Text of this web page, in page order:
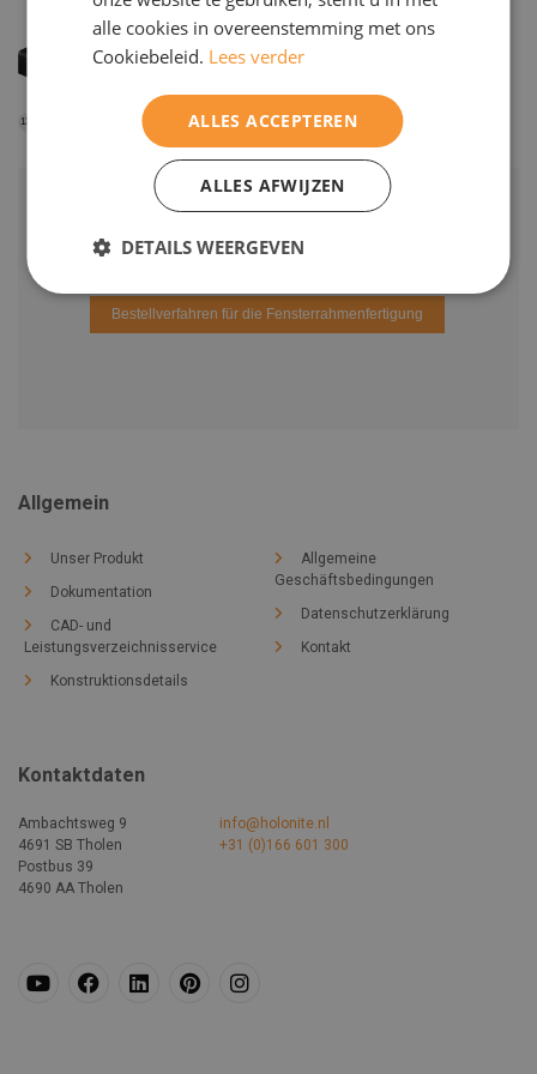
137
Bestellverfahren für die Fensterrahmenfertigung
Allgemein
Unser Produkt
Dokumentation
CAD- und
Leistungsverzeichnisservice
Konstruktionsdetails
Allgemeine
Geschäftsbedingungen
Datenschutzerklärung
Kontakt
Kontaktdaten
Ambachtsweg 9
4691 SB Tholen
Postbus 39
4690 AA Tholen
info@holonite.nl
+31 (0)166 601 300
alle cookies in overeenstemming met ons
Cookiebeleid. Lees verder
ALLES ACCEPTEREN
ALLES AFWIJZEN
DETAILS WEERGEVEN